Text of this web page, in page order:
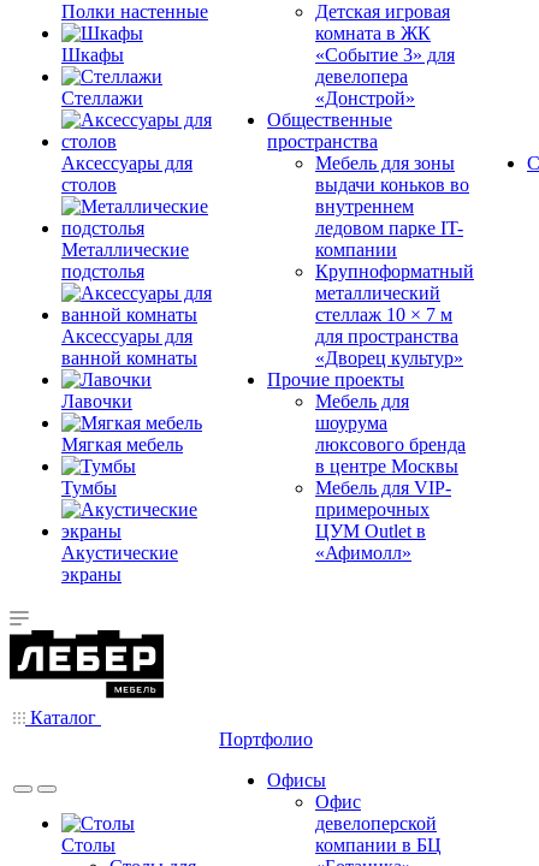
Полки настенные
Шкафы
Стеллажи
Аксессуары для
столов
Металлические
подстолья
Аксессуары для
ванной комнаты
Лавочки
Мягкая мебель
Тумбы
Акустические
экраны
Детская игровая
комната в ЖК
«Событие 3» для
девелопера
«Донстрой»
Общественные
пространства
Мебель для зоны
выдачи коньков во
внутреннем
ледовом парке IT-
компании
Крупноформатный
металлический
стеллаж 10 × 7 м
для пространства
«Дворец культур»
Прочие проекты
Мебель для
шоурума
люксового бренда
в центре Москвы
Мебель для VIP-
примерочных
ЦУМ Outlet в
«Афимолл»
Каталог
Столы
Портфолио
Офисы
Офис
девелоперской
компании в БЦ